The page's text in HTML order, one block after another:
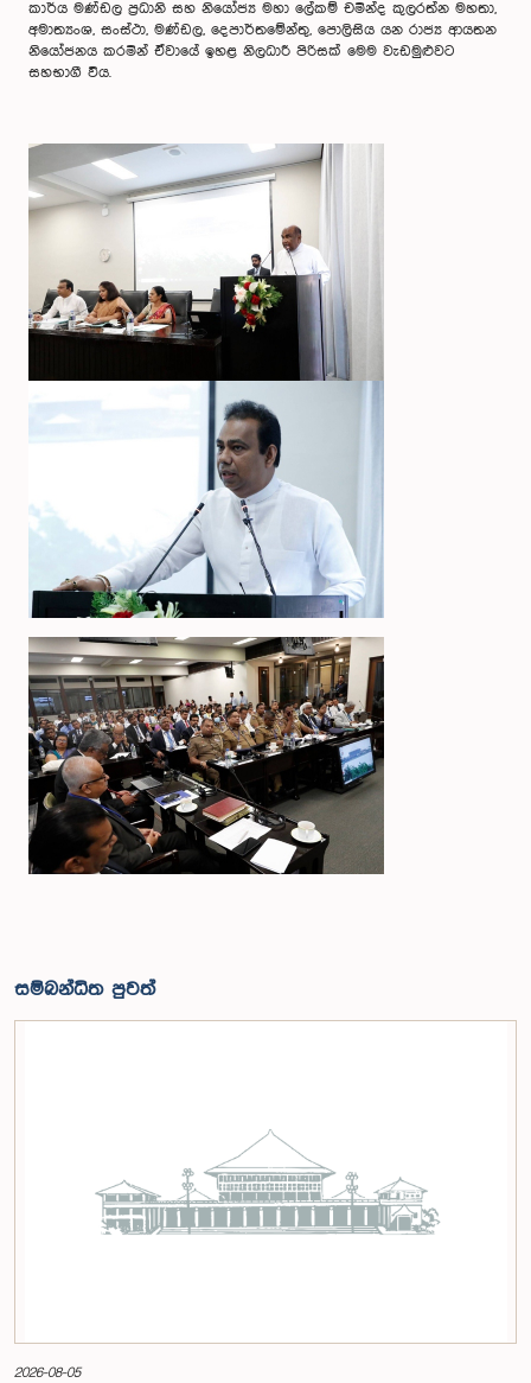
කාර්ය මණ්ඩල ප්‍රධානි සහ නියෝජ්‍ය මහා ලේකම් චමින්ද කුලරත්න මහතා,
අමාත්‍යංශ, සංස්ථා, මණ්ඩල, දෙපාර්තමේන්තු, පොලිසිය යන රාජ්‍ය ආයතන
නියෝජනය කරමින් ඒවායේ ඉහළ නිලධාරී පිරිසක් මෙම වැඩමුළුවට
සහභාගී විය.
සම්බන්ධිත පුවත්
2026-08-05